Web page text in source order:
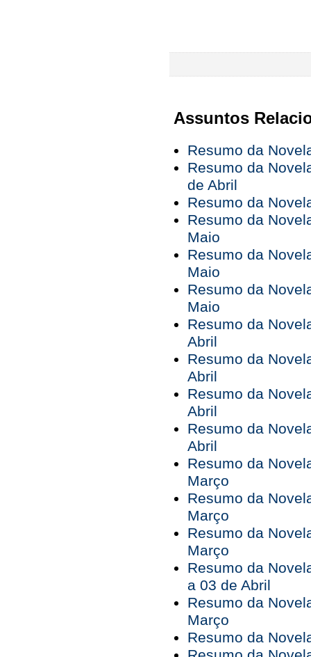
Assuntos
Resumo da
Resumo da
de Abril
Resumo da
Resumo da
Maio
Resumo da
Maio
Resumo da
Maio
Resumo da
Abril
Resumo da
Abril
Resumo da
Abril
Resumo da
Abril
Resumo da
Março
Resumo da
Março
Resumo da
Março
Resumo da
a 03 de Abril
Resumo da
Março
Resumo da